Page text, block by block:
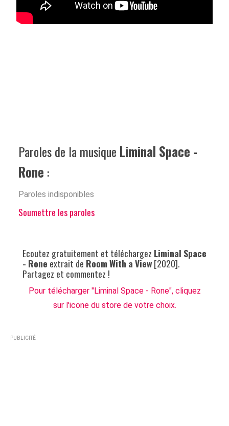
Paroles de la musique Liminal Space -
Rone :
Paroles indisponibles
Soumettre les paroles
Ecoutez gratuitement et téléchargez Liminal Space
- Rone extrait de Room With a View[2020].
Partagez et commentez !
Pour télécharger "Liminal Space - Rone", cliquez
sur l'icone du store de votre choix.
PUBLICITÉ